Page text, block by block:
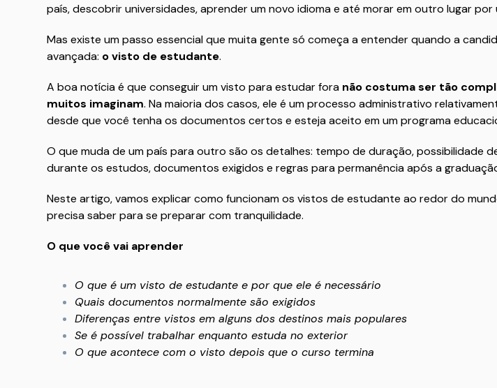
país, descobrir universidades, aprender um novo idioma e até morar em outro lugar por
Mas existe um passo essencial que muita gente só começa a entender quando a
avançada: o visto de estudante.
A boa notícia é que conseguir um visto para estudar fora não costuma ser tão
muitos imaginam. Na maioria dos casos, ele é um processo administrativo
desde que você tenha os documentos certos e esteja aceito em um programa
O que muda de um país para outro são os detalhes: tempo de duração, possibilidade
durante os estudos, documentos exigidos e regras para permanência após a
Neste artigo, vamos explicar como funcionam os vistos de estudante ao redor do
precisa saber para se preparar com tranquilidade.
O que você vai aprender
O que é um visto de estudante e por que ele é necessário
Quais documentos normalmente são exigidos
Diferenças entre vistos em alguns dos destinos mais populares
Se é possível trabalhar enquanto estuda no exterior
O que acontece com o visto depois que o curso termina